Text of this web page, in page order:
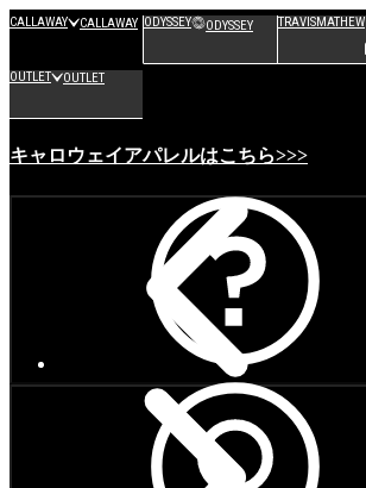
CALLAWAY CALLAWAY ODYSSEY ODYSSEY TRAVISMATHEW
OUTLET OUTLET
キャロウェイアパレルはこちら>>>